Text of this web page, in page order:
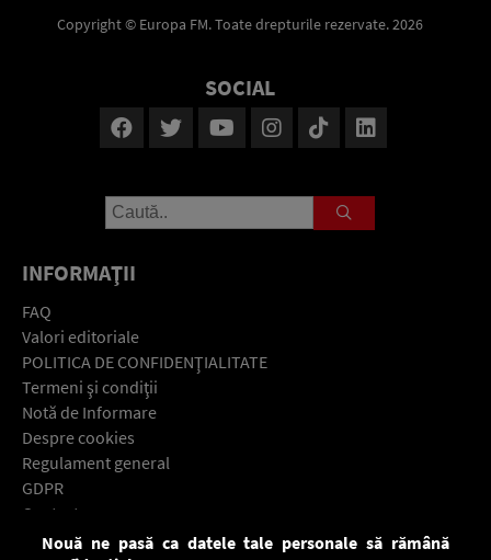
Copyright © Europa FM. Toate drepturile rezervate. 2026
SOCIAL
INFORMAŢII
FAQ
Valori editoriale
POLITICA DE CONFIDENŢIALITATE
Termeni şi condiţii
Notă de Informare
Despre cookies
Regulament general
GDPR
Contact
Descarcă gratuit aplicaţia Europa FM pentru smartphone:
Nouă ne pasă ca datele tale personale să rămână